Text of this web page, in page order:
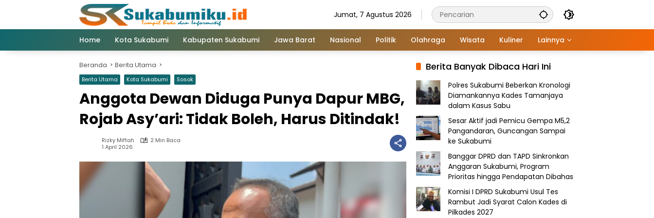
Jumat, 7 Agustus 2026
Home Kota Sukabumi Kabupaten Sukabumi Jawa Barat Nasional Politik Olahraga Wisata Kuliner Lainnya
Beranda Berita Utama
Berita Utama Kota Sukabumi Sosok
Anggota Dewan Diduga Punya Dapur MBG,
Rojab Asy’ari: Tidak Boleh, Harus Ditindak!
Rizky Miftah
2 Min Baca
1 April 2026
Berita Banyak Dibaca Hari Ini
Polres Sukabumi Beberkan Kronologi
Diamankannya Kades Tamanjaya
dalam Kasus Sabu
Sesar Aktif jadi Pemicu Gempa M5,2
Pangandaran, Guncangan Sampai
ke Sukabumi
Banggar DPRD dan TAPD Sinkronkan
Anggaran Sukabumi, Program
Prioritas hingga Pendapatan Dibahas
Komisi I DPRD Sukabumi Usul Tes
Rambut Jadi Syarat Calon Kades di
Pilkades 2027